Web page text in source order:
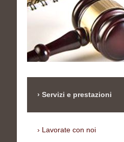
Servizi e prestazioni
Lavorate con noi